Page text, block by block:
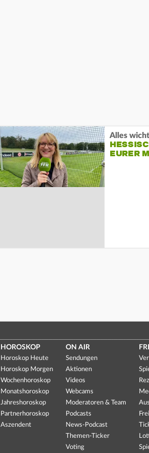
Alles
EURER
HOROSKOP
Horoskop Heute
Horoskop Morgen
Wochenhoroskop
Monatshoroskop
Jahreshoroskop
Partnerhoroskop
Aszendent
ON AIR
Sendungen
Aktionen
Videos
Webcams
Moderatoren & Team
Podcasts
News-Podcast
Themen-Ticker
Voting